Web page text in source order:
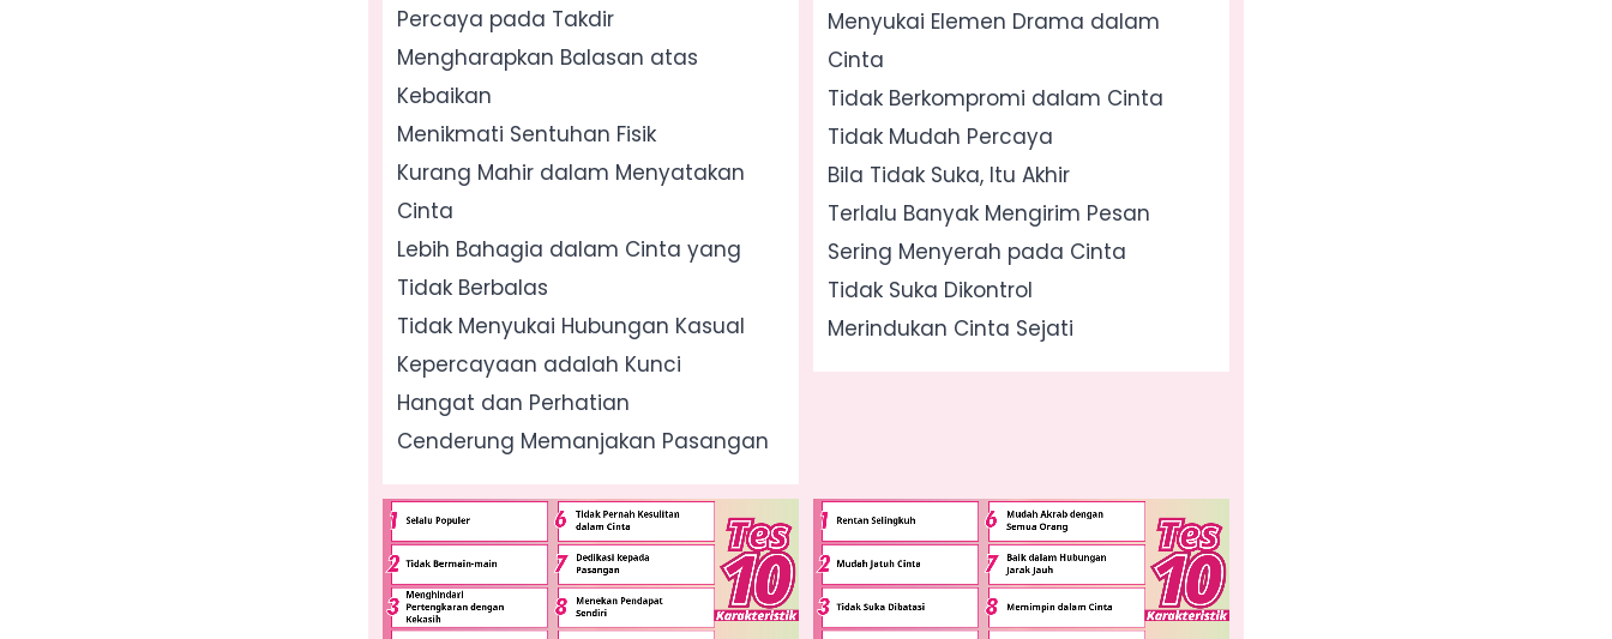
Percaya pada Takdir
Mengharapkan Balasan atas
Kebaikan
Menikmati Sentuhan Fisik
Kurang Mahir dalam Menyatakan
Cinta
Lebih Bahagia dalam Cinta yang
Tidak Berbalas
Tidak Menyukai Hubungan Kasual
Kepercayaan adalah Kunci
Hangat dan Perhatian
Cenderung Memanjakan Pasangan
Menyukai Elemen Drama dalam
Cinta
Tidak Berkompromi dalam Cinta
Tidak Mudah Percaya
Bila Tidak Suka, Itu Akhir
Terlalu Banyak Mengirim Pesan
Sering Menyerah pada Cinta
Tidak Suka Dikontrol
Merindukan Cinta Sejati